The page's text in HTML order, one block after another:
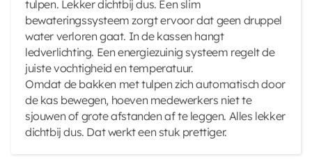
tulpen. Lekker dichtbij dus. Een slim
bewateringssysteem zorgt ervoor dat geen druppel
water verloren gaat. In de kassen hangt
ledverlichting. Een energiezuinig systeem regelt de
juiste vochtigheid en temperatuur.
Omdat de bakken met tulpen zich automatisch door
de kas bewegen, hoeven medewerkers niet te
sjouwen of grote afstanden af te leggen. Alles lekker
dichtbij dus. Dat werkt een stuk prettiger.